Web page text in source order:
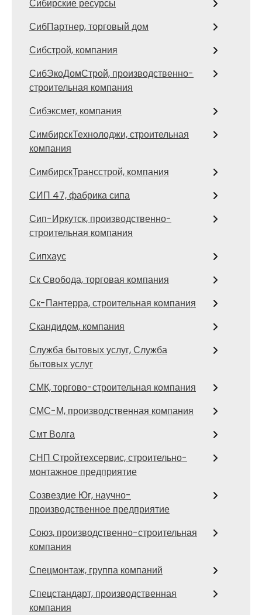
Сибирские ресурсы
СибПартнер, торговый дом
Сибстрой, компания
СибЭкоДомСтрой, производственно-
строительная компания
Сибэксмет, компания
СимбирскТехнолоджи, строительная
компания
СимбирскТрансстрой, компания
СИП 47, фабрика сипа
Сип-Иркутск, производственно-
строительная компания
Сипхаус
Ск Свобода, торговая компания
Ск-Пантерра, строительная компания
Скандидом, компания
Служба бытовых услуг, Служба
бытовых услуг
СМК, торгово-строительная компания
СМС-М, производственная компания
Смт Волга
СНП Стройтехсервис, строительно-
монтажное предприятие
Созвездие Юг, научно-
производственное предприятие
Союз, производственно-строительная
компания
Спецмонтаж, группа компаний
Спецстандарт, производственная
компания